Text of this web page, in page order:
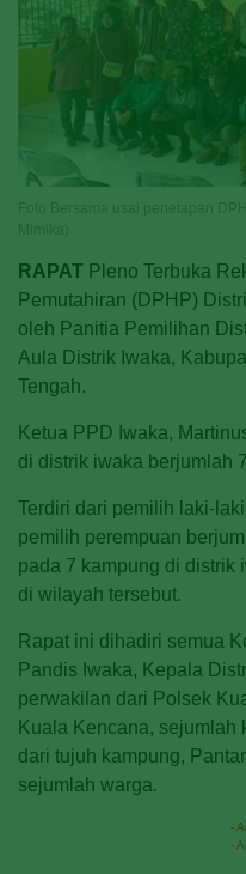
RAPAT Pleno Terbuka
Pemutahiran (DPHP)
oleh Panitia Pemilihan
Aula Distrik Iwaka,
Tengah.
Ketua PPD Iwaka,
di distrik iwaka berjumlah
Terdiri dari pemilih laki-
pemilih perempuan
pada 7 kampung di distrik
di wilayah tersebut.
Rapat ini dihadiri semua
Pandis Iwaka, Kepala
perwakilan dari Polsek
Kuala Kencana, sejumlah
dari tujuh kampung,
sejumlah warga.
-
-